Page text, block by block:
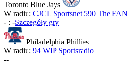
Toronto Blue Jays
W radiu: CJCL Sportsnet 590 The FAN
- : -Szczegóły gry
Philadelphia Phillies
W radiu: 94 WIP Sportsradio
--